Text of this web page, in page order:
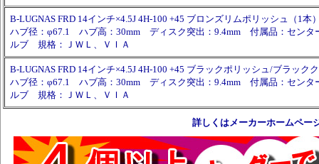
B-LUGNAS FRD 14インチ×4.5J 4H-100 +45 ブロンズリムポリッシュ（1本
ハブ径：φ67.1 ハブ高：30mm ディスク突出：9.4mm 付属品：センタ
ルブ 規格：ＪＷＬ、ＶＩＡ
B-LUGNAS FRD 14インチ×4.5J 4H-100 +45 ブラックポリッシュ/ブラック
ハブ径：φ67.1 ハブ高：30mm ディスク突出：9.4mm 付属品：センタ
ルブ 規格：ＪＷＬ、ＶＩＡ
詳しくはメーカーホームペー